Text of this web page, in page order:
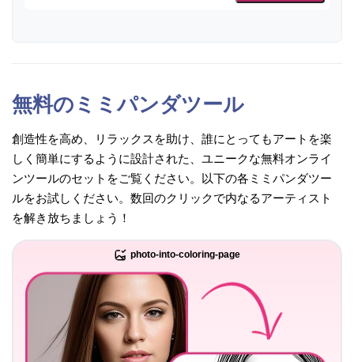
無料のミミパンダツール
創造性を高め、リラックスを助け、誰にとってもアートを楽
しく簡単にするように設計された、ユニークな無料オンライ
ンツールのセットをご覧ください。以下の各ミミパンダツー
ルをお試しください。数回のクリックで内なるアーティスト
を解き放ちましょう！
photo-into-coloring-page